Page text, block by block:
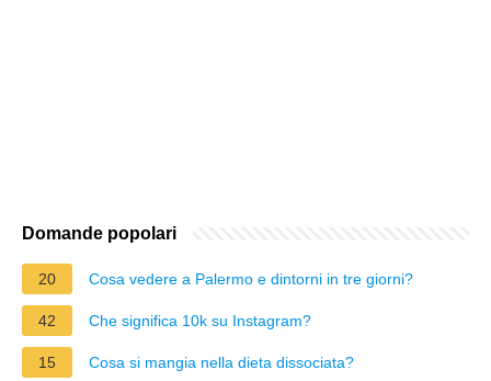
Domande popolari
20 Cosa vedere a Palermo e dintorni in tre giorni?
42 Che significa 10k su Instagram?
15 Cosa si mangia nella dieta dissociata?